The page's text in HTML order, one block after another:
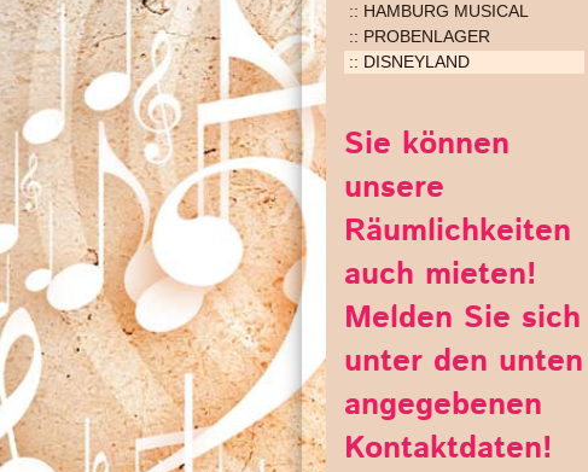
HAMBURG MUSICAL
PROBENLAGER
DISNEYLAND
Sie können
unsere
Räumlichkeiten
auch mieten!
Melden Sie sich
unter den unten
angegebenen
Kontaktdaten!